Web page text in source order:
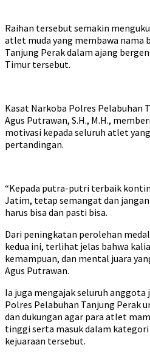
Raihan tersebut semakin
atlet muda yang membawa nama
Tanjung Perak dalam ajang
Timur tersebut.
Kasat Narkoba Polres Pelabuhan
Agus Putrawan, S.H., M.H.,
motivasi kepada seluruh atlet
pertandingan.
“Kepada putra-putri terbaik
Jatim, tetap semangat dan jangan
harus bisa dan pasti bisa.
Dari peningkatan perolehan
kedua ini, terlihat jelas bahwa
kemampuan, dan mental juara
Agus Putrawan.
Ia juga mengajak seluruh anggota
Polres Pelabuhan Tanjung Perak
dan dukungan agar para atlet
tinggi serta masuk dalam
kejuaraan tersebut.